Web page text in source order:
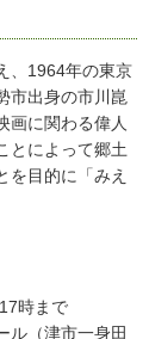
、1964年の東京
市出身の市川崑
画に関わる偉人
とによって郷土
を目的に「みえ
時まで
（津市一身田